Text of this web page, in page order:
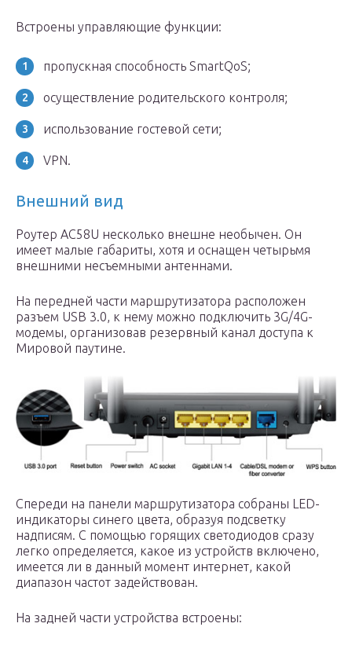
Встроены управляющие функции:
пропускная способность SmartQoS;
осуществление родительского контроля;
использование гостевой сети;
VPN.
Внешний вид
Роутер AC58U несколько внешне необычен. Он
имеет малые габариты, хотя и оснащен четырьмя
внешними несъемными антеннами.
На передней части маршрутизатора расположен
разъем USB 3.0, к нему можно подключить 3G/4G-
модемы, организовав резервный канал доступа к
Мировой паутине.
Спереди на панели маршрутизатора собраны LED-
индикаторы синего цвета, образуя подсветку
надписям. С помощью горящих светодиодов сразу
легко определяется, какое из устройств включено,
имеется ли в данный момент интернет, какой
диапазон частот задействован.
На задней части устройства встроены: